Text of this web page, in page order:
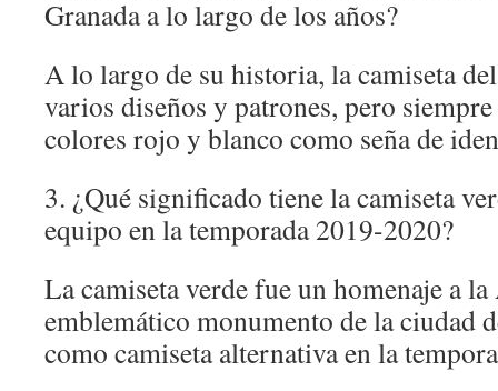
Granada a lo largo de los años?
A lo largo de su historia, la camiseta
varios diseños y patrones, pero
colores rojo y blanco como seña de
3. ¿Qué significado tiene la camiseta
equipo en la temporada 2019-2020?
La camiseta verde fue un homenaje a
emblemático monumento de la ciudad
como camiseta alternativa en la